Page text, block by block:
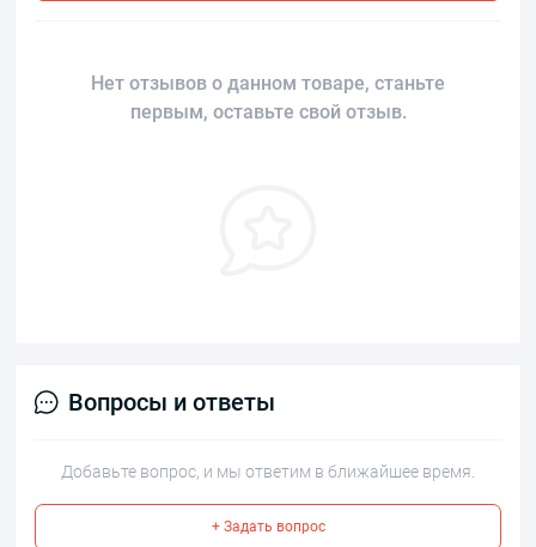
Нет отзывов о данном товаре, станьте
первым, оставьте свой отзыв.
Вопросы и ответы
Добавьте вопрос, и мы ответим в ближайшее время.
+ Задать вопрос